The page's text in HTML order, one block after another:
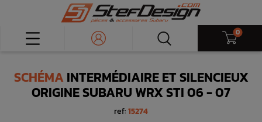
0
SCHÉMA INTERMÉDIAIRE ET SILENCIEUX
ORIGINE SUBARU WRX STI 06 - 07
ref:15274